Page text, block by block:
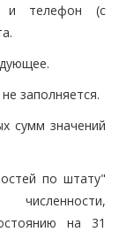
и телефон (с
заполняется.
сумм значений
по штату"
на 31